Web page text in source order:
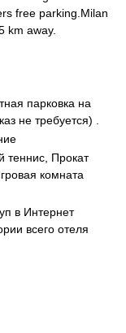
free parking.Milan
km away.
парковка на
не требуется) .
теннис, Прокат
комната
в Интернет
всего отеля